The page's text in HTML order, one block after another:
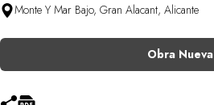
Monte Y Mar Bajo, Gran Alacant, Alicante
Obra Nueva